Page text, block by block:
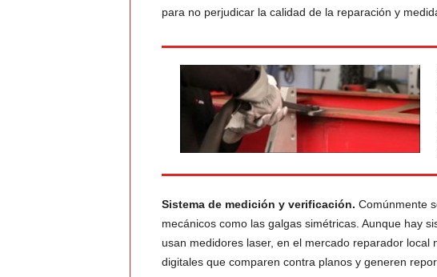
para no perjudicar la calidad de la reparación y
Sistema de medición y verificación. Comúnmente
mecánicos como las galgas simétricas. Aunque hay
usan medidores laser, en el mercado reparador local
digitales que comparen contra planos y generen